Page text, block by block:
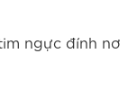
ngực đính nơ